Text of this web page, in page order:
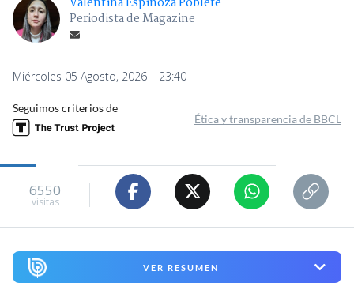
Periodista de Magazine
Miércoles 05 Agosto, 2026 | 23:40
Seguimos criterios de
Ética y transparencia de BBCL
6550
visitas
VER RESUMEN